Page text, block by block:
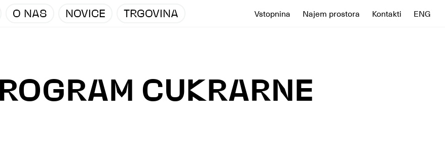
O NAS NOVICE TRGOVINA Vstopnina Najem prostora Kontakti ENG
CUKRARNE